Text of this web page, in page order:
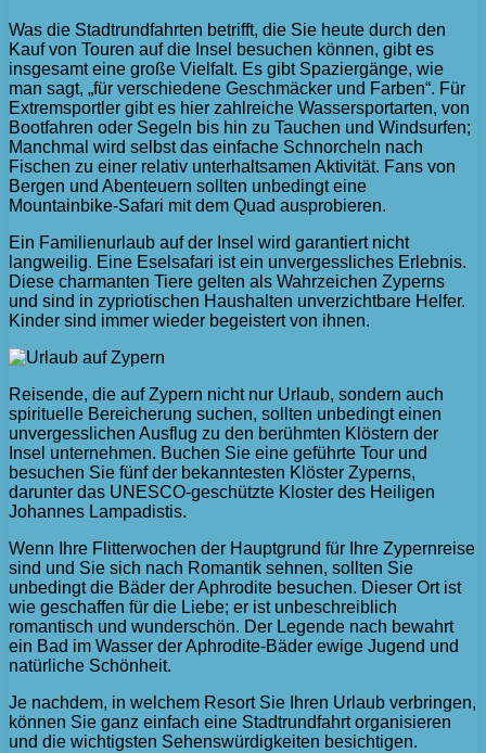
Was die Stadtrundfahrten betrifft, die Sie heute durch den
Kauf von Touren auf die Insel besuchen können, gibt es
insgesamt eine große Vielfalt. Es gibt Spaziergänge, wie
man sagt, „für verschiedene Geschmäcker und Farben“. Für
Extremsportler gibt es hier zahlreiche Wassersportarten, von
Bootfahren oder Segeln bis hin zu Tauchen und Windsurfen;
Manchmal wird selbst das einfache Schnorcheln nach
Fischen zu einer relativ unterhaltsamen Aktivität. Fans von
Bergen und Abenteuern sollten unbedingt eine
Mountainbike-Safari mit dem Quad ausprobieren.
Ein Familienurlaub auf der Insel wird garantiert nicht
langweilig. Eine Eselsafari ist ein unvergessliches Erlebnis.
Diese charmanten Tiere gelten als Wahrzeichen Zyperns
und sind in zypriotischen Haushalten unverzichtbare Helfer.
Kinder sind immer wieder begeistert von ihnen.
Reisende, die auf Zypern nicht nur Urlaub, sondern auch
spirituelle Bereicherung suchen, sollten unbedingt einen
unvergesslichen Ausflug zu den berühmten Klöstern der
Insel unternehmen. Buchen Sie eine geführte Tour und
besuchen Sie fünf der bekanntesten Klöster Zyperns,
darunter das UNESCO-geschützte Kloster des Heiligen
Johannes Lampadistis.
Wenn Ihre Flitterwochen der Hauptgrund für Ihre Zypernreise
sind und Sie sich nach Romantik sehnen, sollten Sie
unbedingt die Bäder der Aphrodite besuchen. Dieser Ort ist
wie geschaffen für die Liebe; er ist unbeschreiblich
romantisch und wunderschön. Der Legende nach bewahrt
ein Bad im Wasser der Aphrodite-Bäder ewige Jugend und
natürliche Schönheit.
Je nachdem, in welchem ​​Resort Sie Ihren Urlaub verbringen,
können Sie ganz einfach eine Stadtrundfahrt organisieren
und die wichtigsten Sehenswürdigkeiten besichtigen.